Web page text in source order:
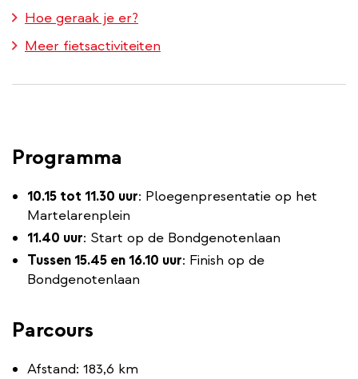
Hoe geraak je er?
Meer fietsactiviteiten
Programma
10.15 tot 11.30 uur: Ploegenpresentatie op het
Martelarenplein
11.40 uur: Start op de Bondgenotenlaan
Tussen 15.45 en 16.10 uur: Finish op de
Bondgenotenlaan
Parcours
Afstand: 183,6 km